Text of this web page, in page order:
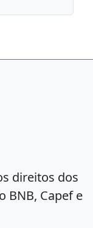
direitos dos
BNB, Capef e